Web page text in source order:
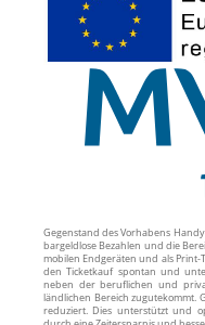
Gegenstand des Vorhabens
bargeldlose Bezahlen und die
mobilen Endgeräten und als Print-
den Ticketkauf spontan und
neben der beruflichen und
ländlichen Bereich zugutekommt.
reduziert. Dies unterstützt und